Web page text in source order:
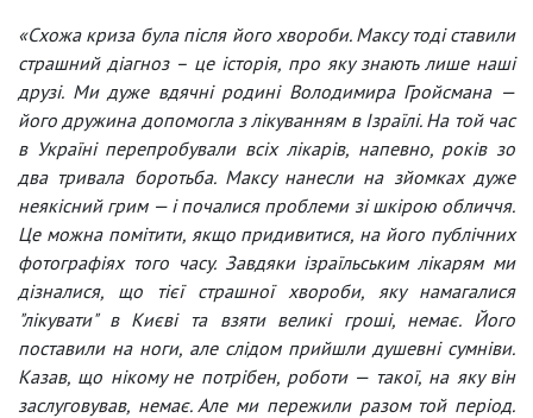
«Схожа криза була після його хвороби. Максу тоді ставили
страшний діагноз – це історія, про яку знають лише наші
друзі. Ми дуже вдячні родині Володимира Гройсмана —
його дружина допомогла з лікуванням в Ізраїлі. На той час
в Україні перепробували всіх лікарів, напевно, років зо
два тривала боротьба. Максу нанесли на зйомках дуже
неякісний грим — і почалися проблеми зі шкірою обличчя.
Це можна помітити, якщо придивитися, на його публічних
фотографіях того часу. Завдяки ізраїльським лікарям ми
дізналися, що тієї страшної хвороби, яку намагалися
"лікувати" в Києві та взяти великі гроші, немає. Його
поставили на ноги, але слідом прийшли душевні сумніви.
Казав, що нікому не потрібен, роботи — такої, на яку він
заслуговував, немає. Але ми пережили разом той період.